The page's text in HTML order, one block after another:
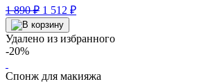
1 890₽ Первоначальная
цена
составляла
1
1 512 ₽Текущая
1
512 ₽.
Удалено из избранного
-20%
Спонж для макияжа